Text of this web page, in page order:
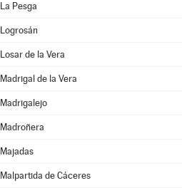
La Pesga
Logrosán
Losar de la Vera
Madrigal de la Vera
Madrigalejo
Madroñera
Majadas
Malpartida de Cáceres